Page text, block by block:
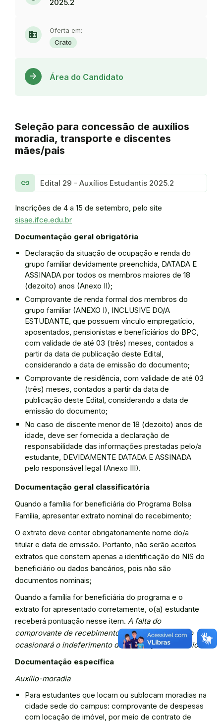
2025.2
domain
Oferta em:
Crato
arrow_forward Área do Candidato
Seleção para concessão de auxílios
moradia, transporte e discentes
mães/pais
link Edital 29 - Auxílios Estudantis 2025.2
Inscrições de 4 a 15 de setembro, pelo site
sisae.ifce.edu.br
Documentação geral obrigatória
Declaração da situação de ocupação e renda do
grupo familiar devidamente preenchida, DATADA E
ASSINADA por todos os membros maiores de 18
(dezoito) anos (Anexo II);
Comprovante de renda formal dos membros do
grupo familiar (ANEXO I), INCLUSIVE DO/A
ESTUDANTE, que possuem vínculo empregatício,
aposentados, pensionistas e beneficiários do BPC,
com validade de até 03 (três) meses, contados a
partir da data de publicação deste Edital,
considerando a data de emissão do documento;
Comprovante de residência, com validade de até 03
(três) meses, contados a partir da data de
publicação deste Edital, considerando a data de
emissão do documento;
No caso de discente menor de 18 (dezoito) anos de
idade, deve ser fornecida a declaração de
responsabilidade das informações prestadas pelo/a
estudante, DEVIDAMENTE DATADA E ASSINADA
pelo responsável legal (Anexo III).
Documentação geral classificatória
Quando a família for beneficiária do Programa Bolsa
Família, apresentar extrato nominal do recebimento;
O extrato deve conter obrigatoriamente nome do/a
titular e data de emissão. Portanto, não serão aceitos
extratos que constem apenas a identificação do NIS do
beneficiário ou dados bancários, pois não são
documentos nominais;
Quando a família for beneficiária do programa e o
extrato for apresentado corretamente, o(a) estudante
receberá pontuação nesse item. A falta do
comprovante de recebimento do Bolsa Família não
ocasionará o indeferimento da solicitação de auxílio.
Documentação específica
Auxílio-moradia
Para estudantes que locam ou sublocam moradias na
cidade sede do campus: comprovante de despesas
com locação de imóvel, por meio de contrato de